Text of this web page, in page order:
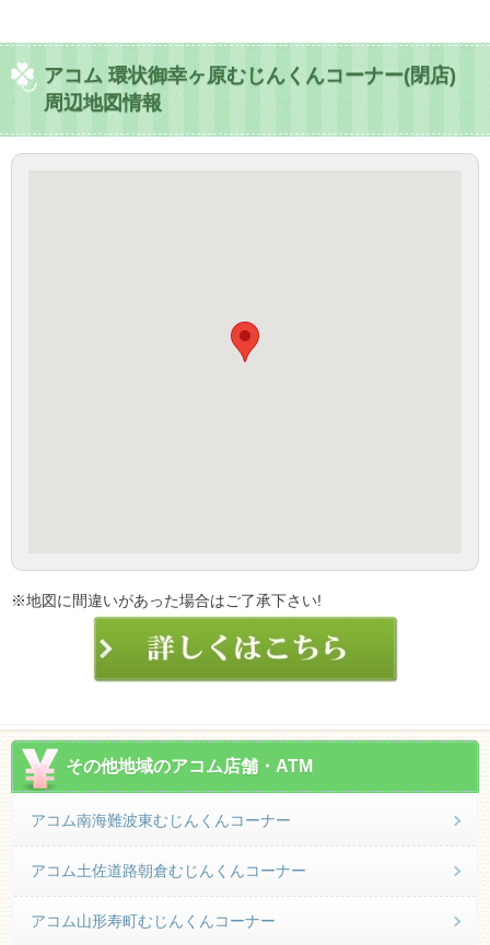
アコム 環状御幸ヶ原むじんくんコーナー(閉店)
周辺地図情報
※地図に間違いがあった場合はご了承下さい!
その他地域のアコム店舗・ATM
アコム南海難波東むじんくんコーナー
アコム土佐道路朝倉むじんくんコーナー
アコム山形寿町むじんくんコーナー